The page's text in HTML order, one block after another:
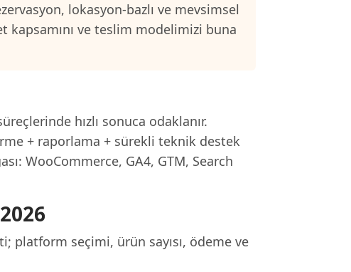
lokasyon-bazlı ve mevsimsel
kapsamını ve teslim modelimizi buna
hızlı sonuca odaklanır.
+ raporlama + sürekli teknik destek
WooCommerce, GA4, GTM, Search
seçimi, ürün sayısı, ödeme ve